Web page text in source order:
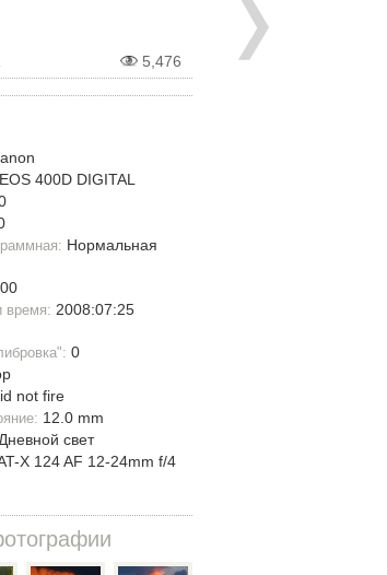
5,476
400D DIGITAL
Нормальная
время: 2008:07:25
0
not fire
12.0 mm
свет
X 124 AF 12-24mm f/4